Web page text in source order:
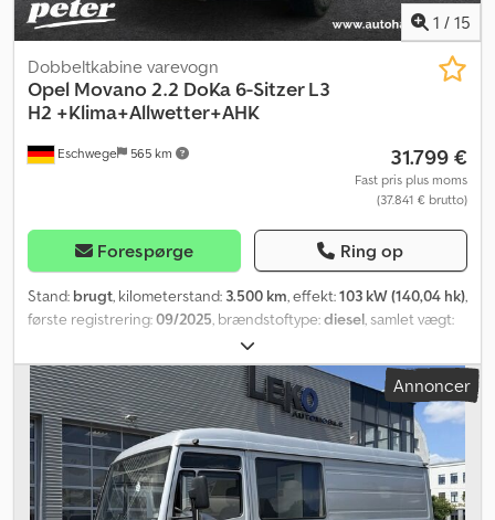
1 / 15
Eschwege 565 km
Dobbeltkabine varevogn
Opel Movano 2.2 DoKa 6-Sitzer L3
H2 +Klima+Allwetter+AHK
31.799 €
Fast pris plus moms
(37.841 € brutto)
Forespørge Ring op
Stand: brugt, kilometerstand: 3.500 km, effekt:103 kW (140,04 hk),
første registrering:09/2025 , brændstoftype:diesel , samlet vægt:
4.035 mm, næste syn (TÜV):
brændstof:diesel, farve:hvid, førerhus:anden, geartype:
mekanisk, emissionsklasse:Euro 6 , antal sæder:6, samlet længde:
2.050 mm, samlet bredde:2.530 mm, længde af lastrum: 5.998
mm, læsningsbredde:2.050 mm, lastepladshøjde:2.524 mm,
Produktionsår:2024, Udstyr:airbag, bordincomputer, fartpilot,
klimaanlæg, navigationssystem, parkeringssensorer, skydedør,
sodfilter, traktionskontrol, tågelygter
, Eksteriør * Skydedør,
Annoncer